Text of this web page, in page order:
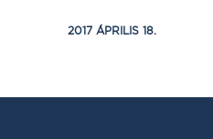
2017 ÁPRILIS 18.